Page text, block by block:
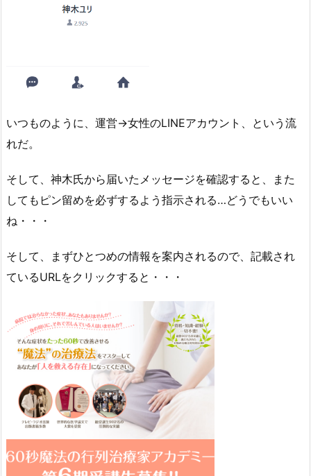
いつものように、運営→女性のLINEアカウント、という流
れだ。
そして、神木氏から届いたメッセージを確認すると、また
してもピン留めを必ずするよう指示される…どうでもいい
ね・・・
そして、まずひとつめの情報を案内されるので、記載され
ているURLをクリックすると・・・